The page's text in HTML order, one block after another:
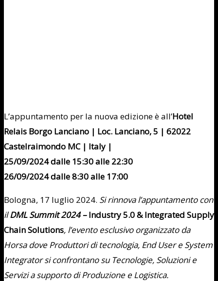
L’appuntamento per la nuova edizione è all’Hotel
Relais Borgo Lanciano | Loc. Lanciano, 5 | 62022
Castelraimondo MC | Italy |
25/09/2024 dalle 15:30 alle 22:30
26/09/2024 dalle 8:30 alle 17:00
Bologna, 17 luglio 2024. Si rinnova l’appuntamento con
ilDML Summit 2024 –Industry 5.0 & Integrated Supply
Chain Solutions, l’evento esclusivo organizzato da
Horsa dove Produttori di tecnologia, End User e System
Integrator si confrontano su Tecnologie, Soluzioni e
Servizi a supporto di Produzione e Logistica.